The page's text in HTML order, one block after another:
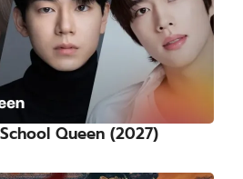
Queen (2027)